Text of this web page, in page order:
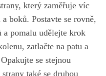
‌který zaměřuje víc
boků. Postavte se rovně,
pomalu udělejte‍ krok
zatlačte na patu a
se stejnou
také se druhou